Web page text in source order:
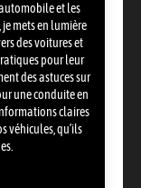
et les
mets en lumière
des voitures et
pour leur
des astuces sur
une conduite en
claires
véhicules, qu’ils